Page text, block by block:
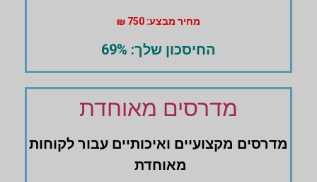
מחיר מבצע: 750 ₪
החיסכון שלך: 69%
מדרסים מאוחדת
מדרסים ‏מקצועיים ואיכותיים עבור לקוחות
מאוחדת